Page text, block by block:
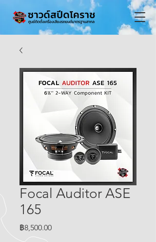
Focal Auditor ASE
165
฿8,500.00ราคา